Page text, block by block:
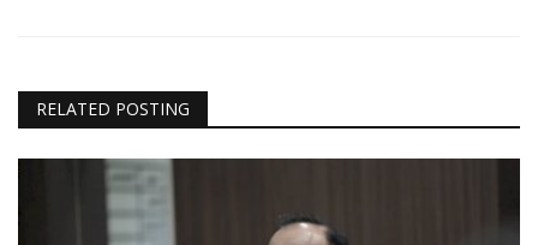
RELATED POSTING